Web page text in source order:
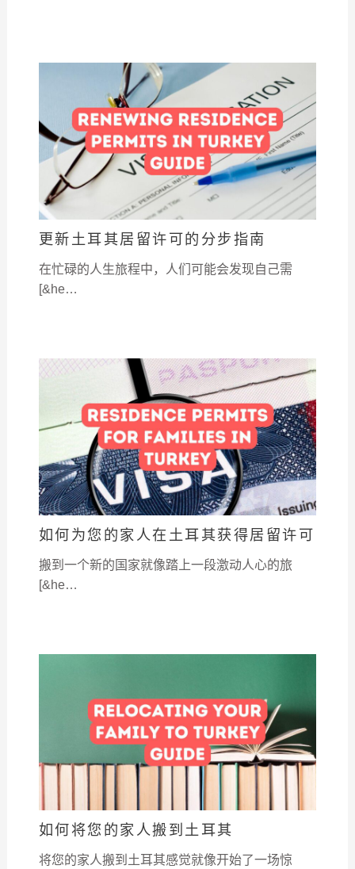
更新土耳其居留许可的分步指南
在忙碌的人生旅程中，人们可能会发现自己需
[&he…
如何为您的家人在土耳其获得居留许可
搬到一个新的国家就像踏上一段激动人心的旅
[&he…
如何将您的家人搬到土耳其
将您的家人搬到土耳其感觉就像开始了一场惊